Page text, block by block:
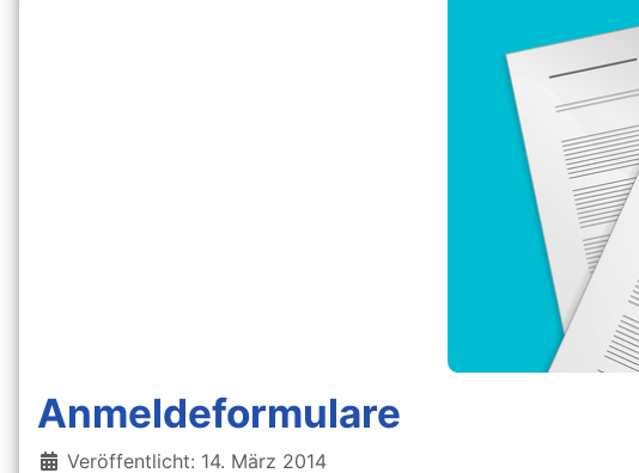
Anmeldeformulare
Details
Veröffentlicht: 14. März 2014